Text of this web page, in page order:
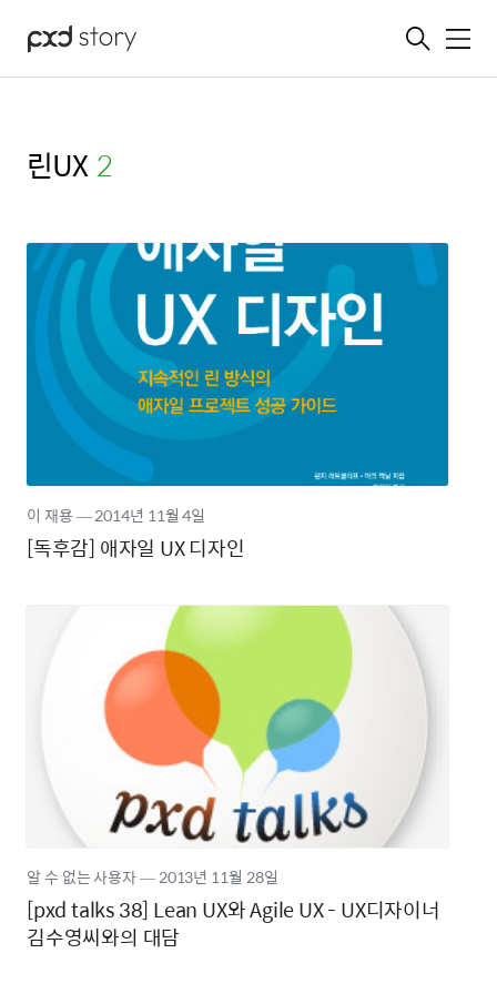
메뉴
린UX(2)
[독후감] 애자일 UX 디자인
이 재용―2014년 11월 4일
[pxd talks 38] Lean UX와 Agile UX - UX디자이너
김수영씨와의 대담
알 수 없는 사용자―2013년 11월 28일